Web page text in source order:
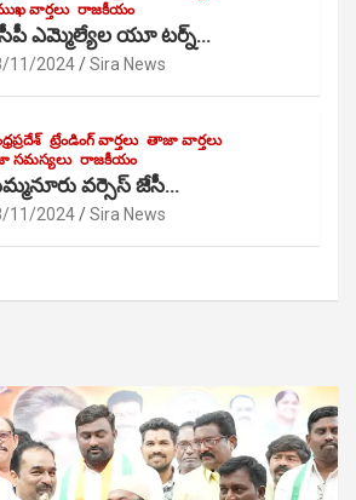
వార్తలు రాజకీయం
ఎమ్మెల్యేల యూ టర్న్…
11/2024 Sira News
ట్రేండింగ్ వార్తలు తాజా వార్తలు
సమస్యలు రాజకీయం
వర్సెస్ జేసీ…
11/2024 Sira News